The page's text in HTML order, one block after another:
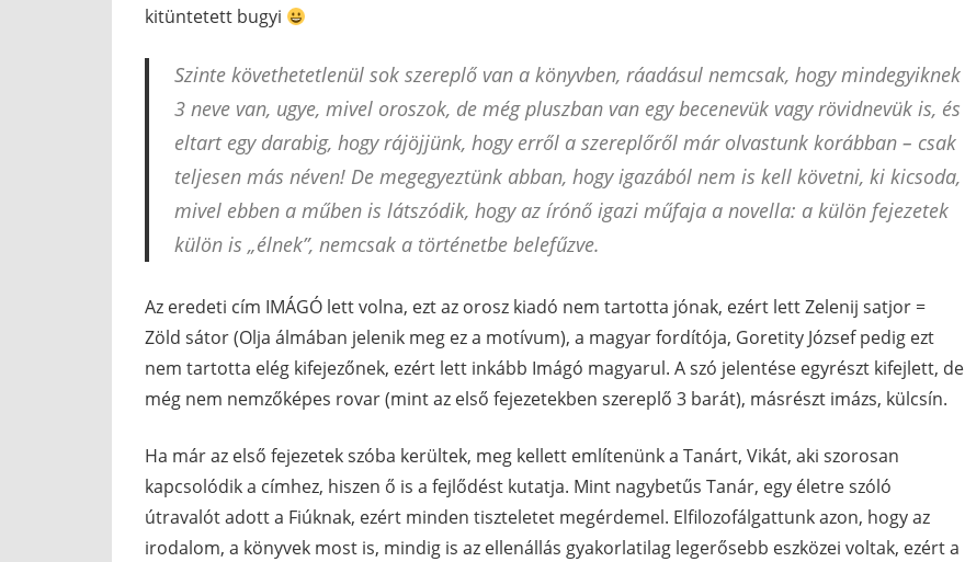
kitüntetett bugyi
Szinte követhetetlenül sok szereplő van a könyvben, ráadásul nemcsak, hogy mindegyiknek
3 neve van, ugye, mivel oroszok, de még pluszban van egy becenevük vagy rövidnevük is, és
eltart egy darabig, hogy rájöjjünk, hogy erről a szereplőről már olvastunk korábban – csak
teljesen más néven! De megegyeztünk abban, hogy igazából nem is kell követni, ki kicsoda,
mivel ebben a műben is látszódik, hogy az írónő igazi műfaja a novella: a külön fejezetek
külön is „élnek”, nemcsak a történetbe belefűzve.
Az eredeti cím IMÁGÓ lett volna, ezt az orosz kiadó nem tartotta jónak, ezért lett Zelenij satjor =
Zöld sátor (Olja álmában jelenik meg ez a motívum), a magyar fordítója, Goretity József pedig ezt
nem tartotta elég kifejezőnek, ezért lett inkább Imágó magyarul. A szó jelentése egyrészt kifejlett, de
még nem nemzőképes rovar (mint az első fejezetekben szereplő 3 barát), másrészt imázs, külcsín.
Ha már az első fejezetek szóba kerültek, meg kellett említenünk a Tanárt, Vikát, aki szorosan
kapcsolódik a címhez, hiszen ő is a fejlődést kutatja. Mint nagybetűs Tanár, egy életre szóló
útravalót adott a Fiúknak, ezért minden tiszteletet megérdemel. Elfilozofálgattunk azon, hogy az
irodalom, a könyvek most is, mindig is az ellenállás gyakorlatilag legerősebb eszközei voltak, ezért a